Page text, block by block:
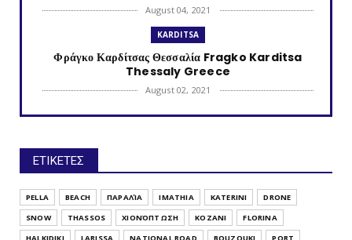
August 04, 2021
KARDITSA
Φράγκο Καρδίτσας Θεσσαλία Fragko Karditsa
Thessaly Greece
August 02, 2021
KATERINI
July 30, 2021
TRIKALA
Λυγαριά Τρικάλων Θεσσαλία Lygaria (Ligaria)
Trikala Thessaly...
ΕΤΙΚΕΤΕΣ
PELLA BEACH ΠΑΡΑΛΊΑ IMATHIA KATERINI
DRONE
SNOW
THASSOS ΧΙΟΝΌΠΤΩΣΗ KOZANI
FLORINA